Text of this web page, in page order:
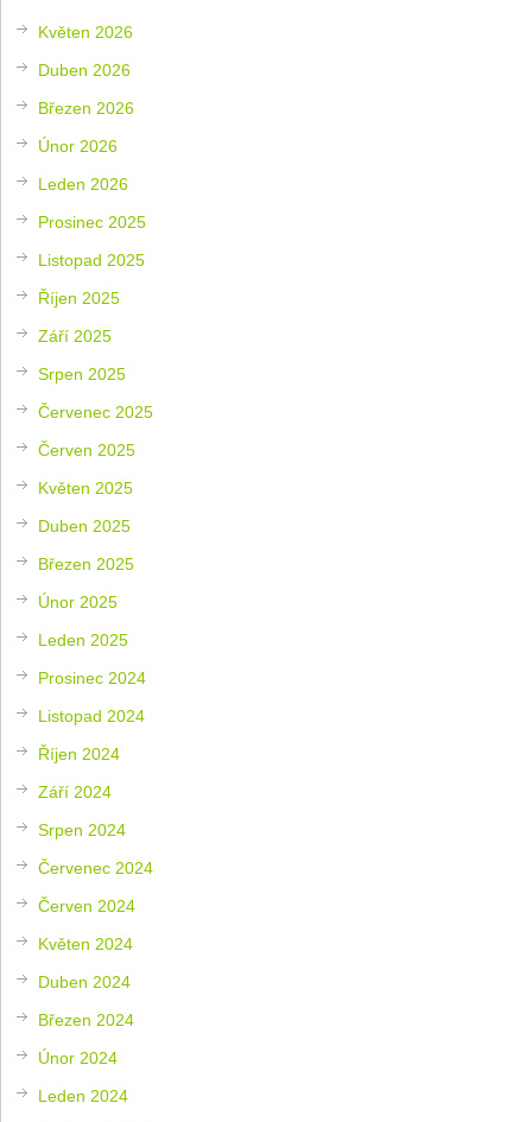
Květen 2026
Duben 2026
Březen 2026
Únor 2026
Leden 2026
Prosinec 2025
Listopad 2025
Říjen 2025
Září 2025
Srpen 2025
Červenec 2025
Červen 2025
Květen 2025
Duben 2025
Březen 2025
Únor 2025
Leden 2025
Prosinec 2024
Listopad 2024
Říjen 2024
Září 2024
Srpen 2024
Červenec 2024
Červen 2024
Květen 2024
Duben 2024
Březen 2024
Únor 2024
Leden 2024